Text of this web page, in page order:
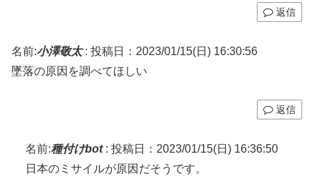
返信
名前:小澤敬太: 投稿日：2023/01/15(日) 16:30:56
墜落の原因を調べてほしい
返信
名前:種付けbot: 投稿日：2023/01/15(日) 16:36:50
日本のミサイルが原因だそうです。